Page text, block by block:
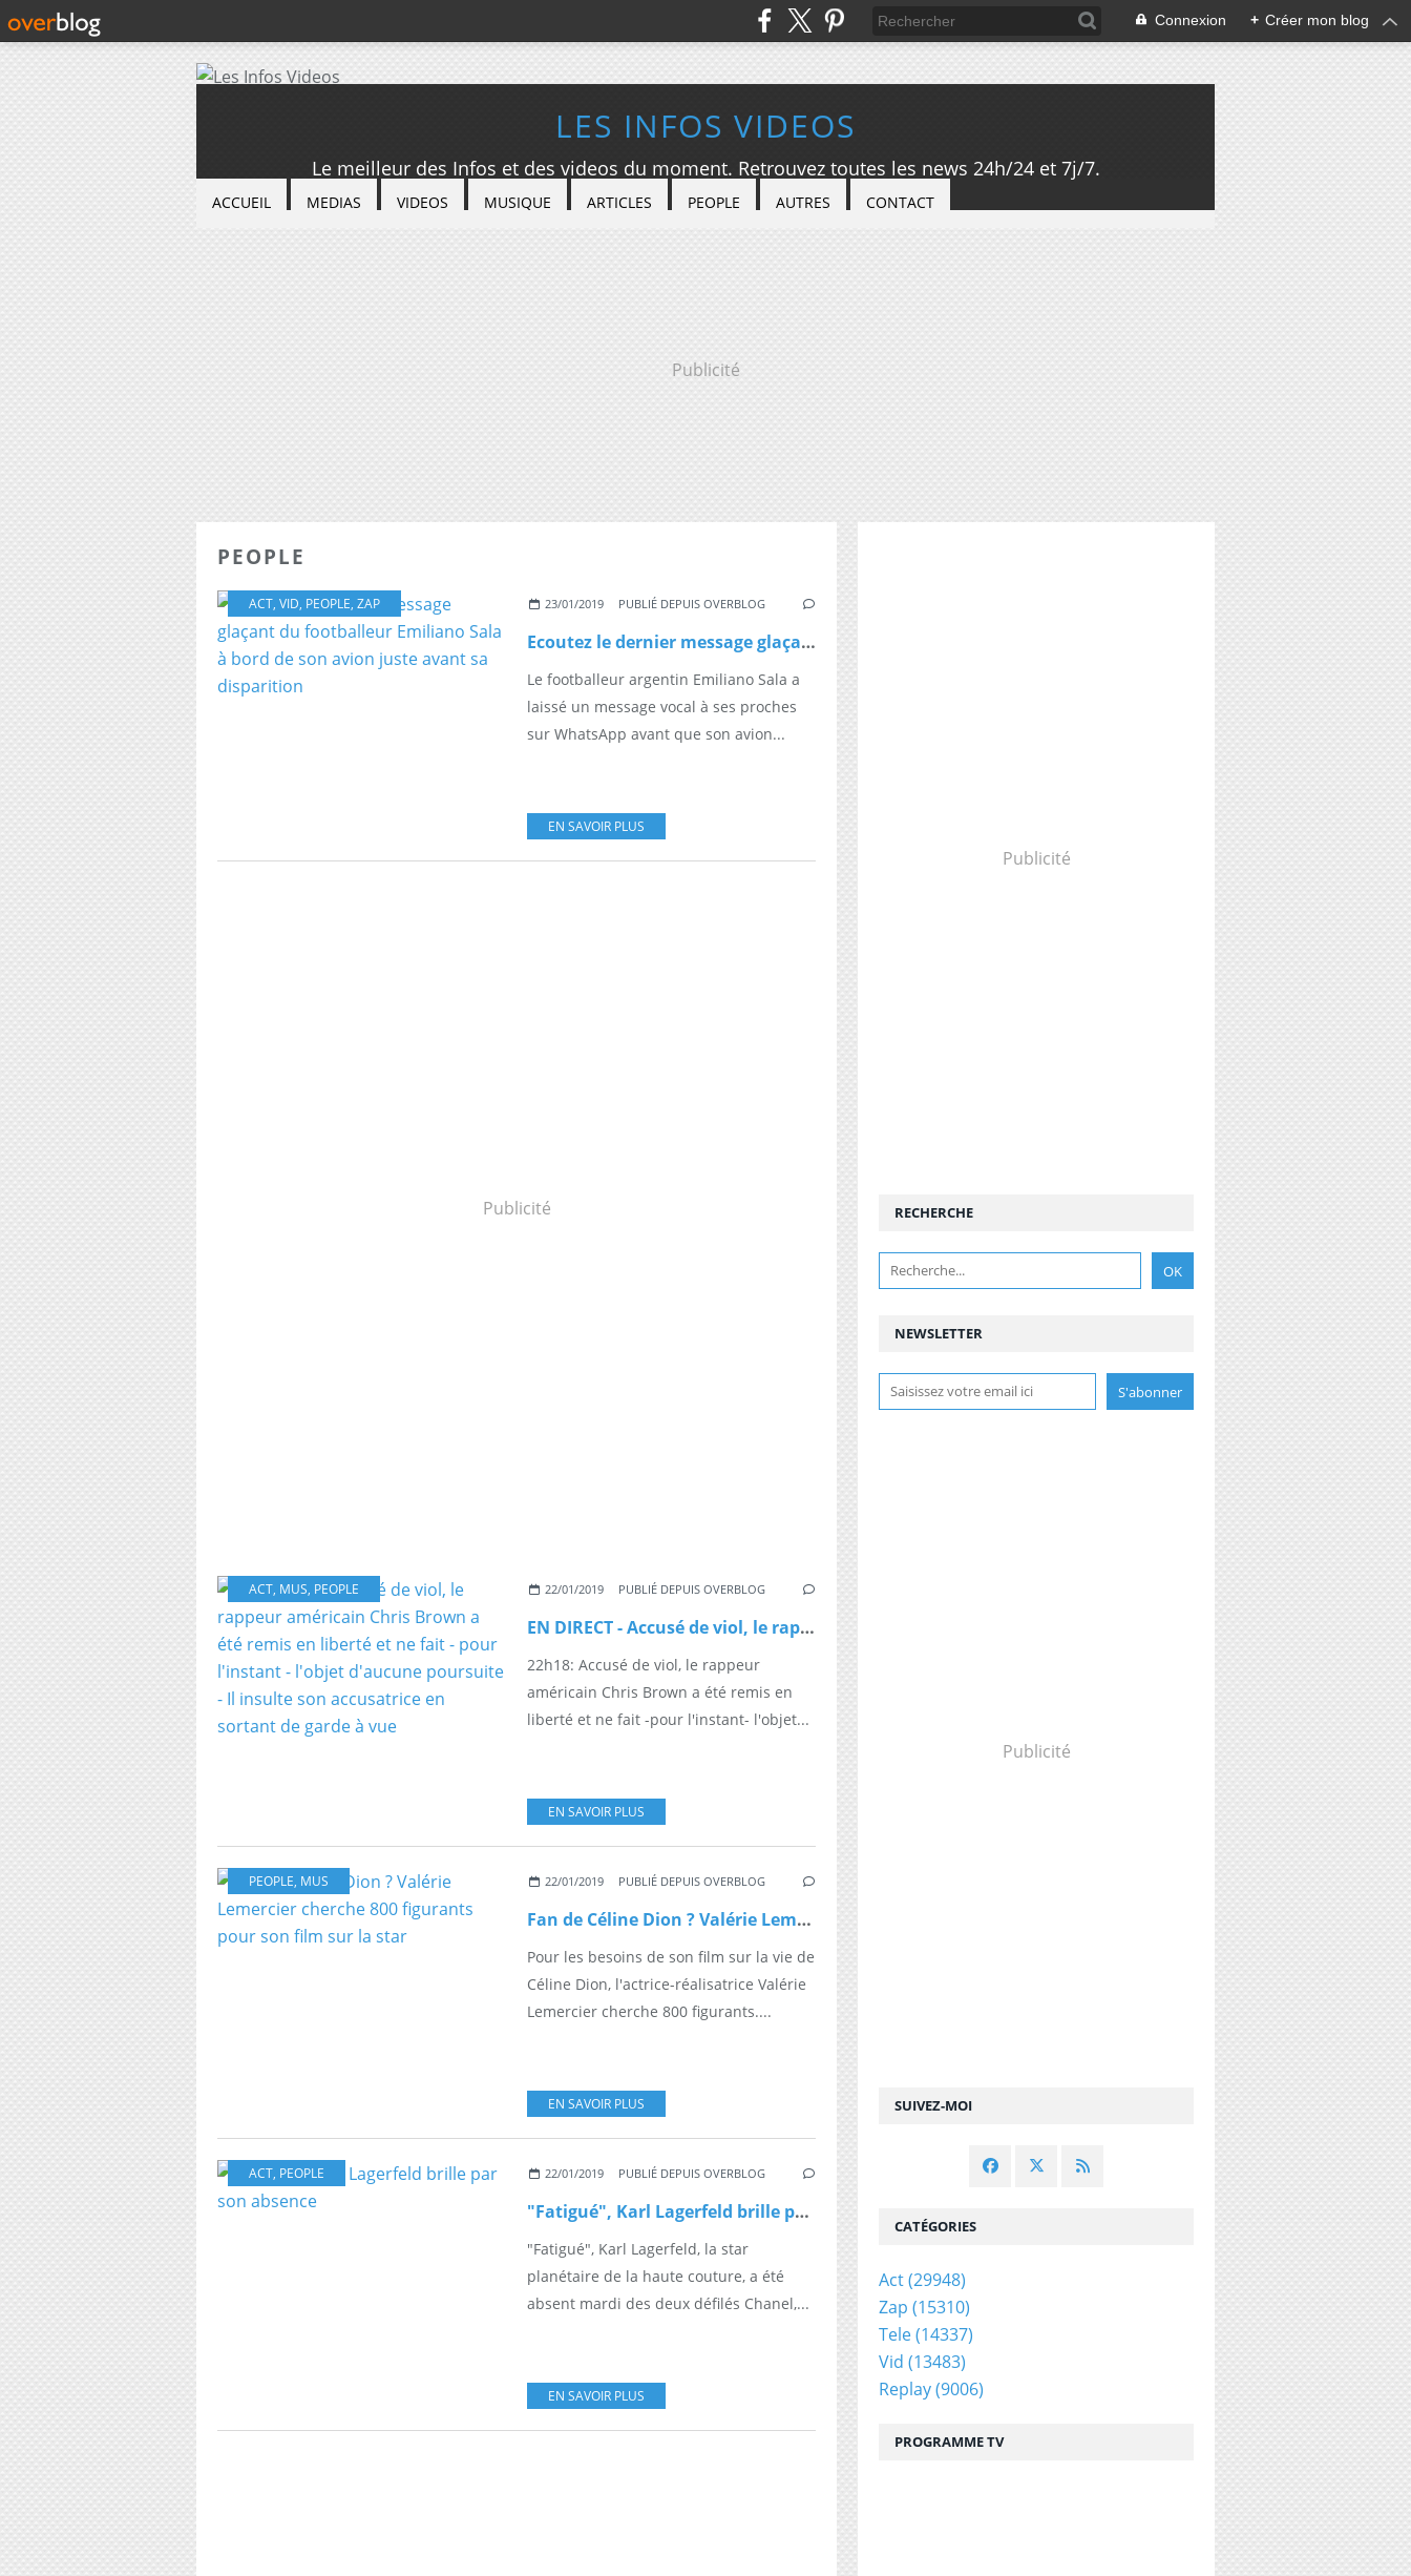
Connexion + Créer mon blog
LES INFOS VIDEOS
Le meilleur des Infos et des videos du moment. Retrouvez toutes les news 24h/24 et 7j/7.
ACCUEIL MEDIAS VIDEOS MUSIQUE ARTICLES PEOPLE AUTRES CONTACT
Publicité
PEOPLE
ACT, VID, PEOPLE, ZAP 23/01/2019 PUBLIÉ DEPUIS OVERBLOG
Ecoutez le dernier message glaçant du footballeur Emiliano Sala à bord de son avion juste avant sa disparition
Le footballeur argentin Emiliano Sala a
laissé un message vocal à ses proches
sur WhatsApp avant que son avion...
EN SAVOIR PLUS
Publicité
ACT, MUS, PEOPLE 22/01/2019 PUBLIÉ DEPUIS OVERBLOG
EN DIRECT - Accusé de viol, le rappeur américain Chris Brown a été remis en liberté et ne fait - pour l'instant - l'objet d'aucune poursuite - Il insulte son accusatrice en sortant de garde à vue
22h18: Accusé de viol, le rappeur
américain Chris Brown a été remis en
liberté et ne fait -pour l'instant- l'objet...
EN SAVOIR PLUS
PEOPLE, MUS 22/01/2019 PUBLIÉ DEPUIS OVERBLOG
Fan de Céline Dion ? Valérie Lemercier cherche 800 figurants pour son film sur la star
Pour les besoins de son film sur la vie de
Céline Dion, l'actrice-réalisatrice Valérie
Lemercier cherche 800 figurants....
EN SAVOIR PLUS
ACT, PEOPLE 22/01/2019 PUBLIÉ DEPUIS OVERBLOG
"Fatigué", Karl Lagerfeld brille par son absence
"Fatigué", Karl Lagerfeld, la star
planétaire de la haute couture, a été
absent mardi des deux défilés Chanel,...
EN SAVOIR PLUS
Publicité
NEWSLETTER
SUIVEZ-MOI
RECHERCHE
Publicité
CATÉGORIES
Act(29948)
Zap (15310)
Tele(14337)
Vid (13483)
Replay(9006)
PROGRAMME TV